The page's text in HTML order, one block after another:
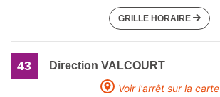
GRILLE HORAIRE
43
Direction VALCOURT
Voir l'arrêt sur la carte